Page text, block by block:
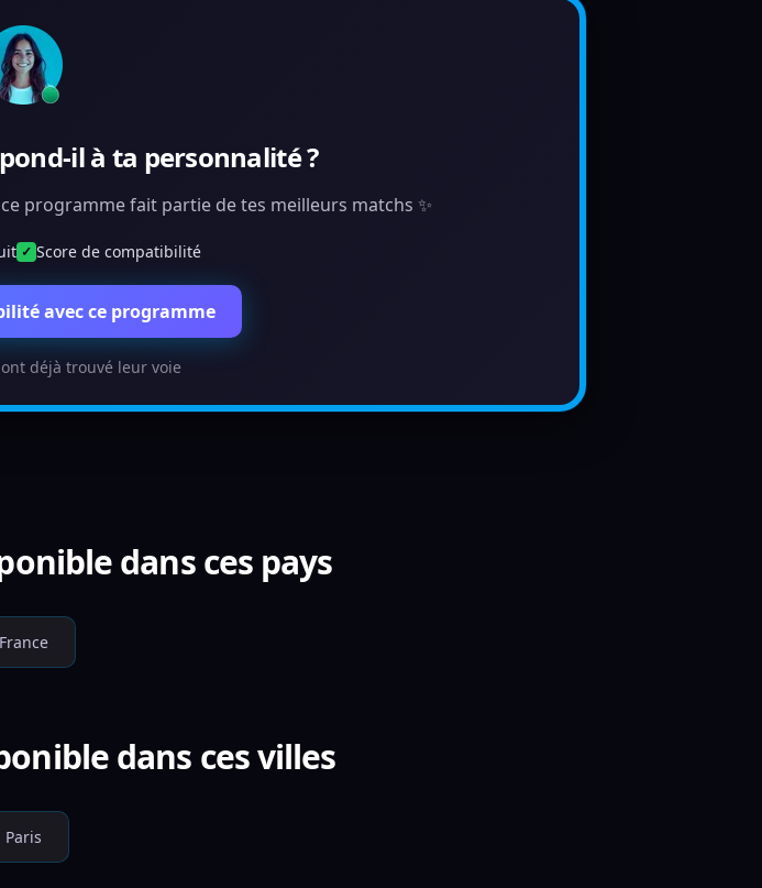
il à ta personnalité ?
programme fait partie de tes meilleurs matchs ✨
✓ Score de compatibilité
avec ce programme
déjà trouvé leur voie
dans ces pays
France
dans ces villes
Paris